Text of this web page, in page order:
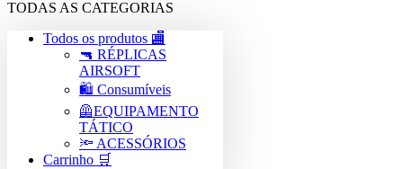
TODAS AS CATEGORIAS
Todos os produtos 🏬
🔫 RÉPLICAS
AIRSOFT
🛍️ Consumíveis
🦺EQUIPAMENTO
TÁTICO
🔦 ACESSÓRIOS
Carrinho 🛒